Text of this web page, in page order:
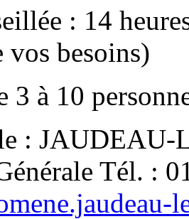
: 14
besoins)
3 à 10
: JAUDEAU-
Tél. :